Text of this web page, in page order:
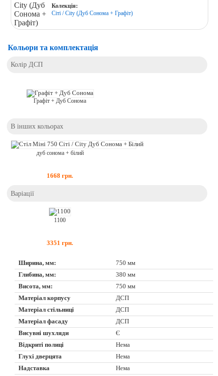
Колекція:
Сіті / City (Дуб Сонома + Графіт)
Кольори та комплектація
Колір ДСП
Графіт + Дуб Сонома
В інших кольорах
дуб сонома + білий
1668 грн.
Варіації
1100
3351 грн.
Ширина, мм:
750 мм
Глибина, мм:
380 мм
Висота, мм:
750 мм
Матеріал корпусу
ДСП
Матеріал стільниці
ДСП
Матеріал фасаду
ДСП
Висувні шухляди
Є
Відкриті полиці
Нема
Глухі дверцята
Нема
Надставка
Нема